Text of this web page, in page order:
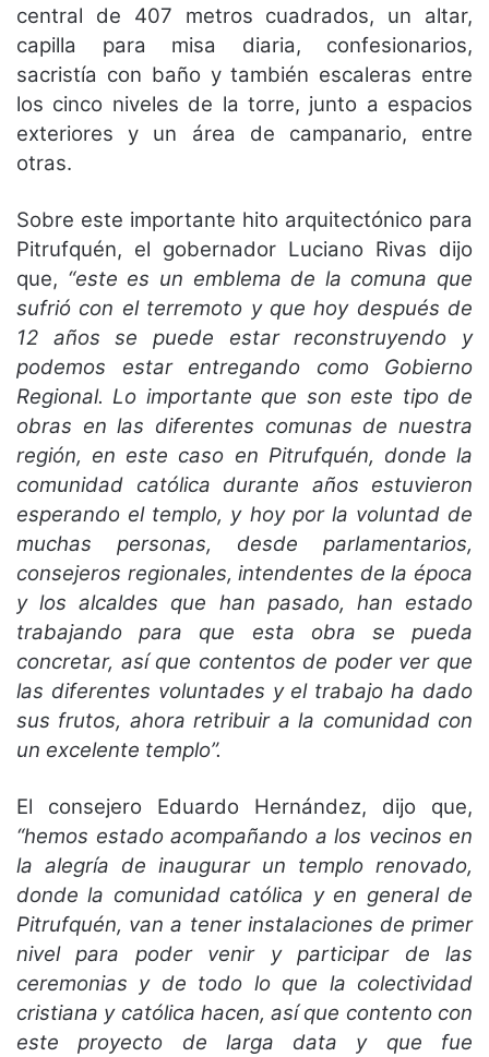
central de 407 metros cuadrados, un altar,
capilla para misa diaria, confesionarios,
sacristía con baño y también escaleras entre
los cinco niveles de la torre, junto a espacios
exteriores y un área de campanario, entre
otras.
Sobre este importante hito arquitectónico para
Pitrufquén, el gobernador Luciano Rivas dijo
que, “este es un emblema de la comuna que
sufrió con el terremoto y que hoy después de
12 años se puede estar reconstruyendo y
podemos estar entregando como Gobierno
Regional. Lo importante que son este tipo de
obras en las diferentes comunas de nuestra
región, en este caso en Pitrufquén, donde la
comunidad católica durante años estuvieron
esperando el templo, y hoy por la voluntad de
muchas personas, desde parlamentarios,
consejeros regionales, intendentes de la época
y los alcaldes que han pasado, han estado
trabajando para que esta obra se pueda
concretar, así que contentos de poder ver que
las diferentes voluntades y el trabajo ha dado
sus frutos, ahora retribuir a la comunidad con
un excelente templo”.
El consejero Eduardo Hernández, dijo que,
“hemos estado acompañando a los vecinos en
la alegría de inaugurar un templo renovado,
donde la comunidad católica y en general de
Pitrufquén, van a tener instalaciones de primer
nivel para poder venir y participar de las
ceremonias y de todo lo que la colectividad
cristiana y católica hacen, así que contento con
este proyecto de larga data y que fue